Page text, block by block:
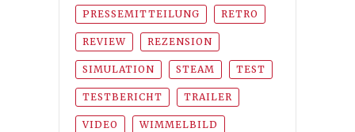
PRESSEMITTEILUNG RETRO
REVIEW REZENSION
SIMULATION STEAM TEST
TESTBERICHT TRAILER
VIDEO WIMMELBILD